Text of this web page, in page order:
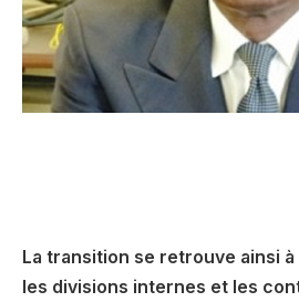
La transition se retrouve ainsi
les divisions internes et les